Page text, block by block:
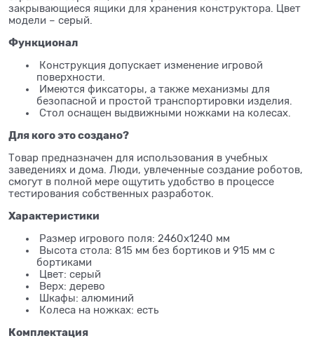
закрывающиеся ящики для хранения конструктора. Цвет
модели – серый.
Функционал
Конструкция допускает изменение игровой
поверхности.
Имеются фиксаторы, а также механизмы для
безопасной и простой транспортировки изделия.
Стол оснащен выдвижными ножками на колесах.
Для кого это создано?
Товар предназначен для использования в учебных
заведениях и дома. Люди, увлеченные создание роботов,
смогут в полной мере ощутить удобство в процессе
тестирования собственных разработок.
Характеристики
Размер игрового поля: 2460х1240 мм
Высота стола: 815 мм без бортиков и 915 мм с
бортиками
Цвет: серый
Верх: дерево
Шкафы: алюминий
Колеса на ножках: есть
Комплектация